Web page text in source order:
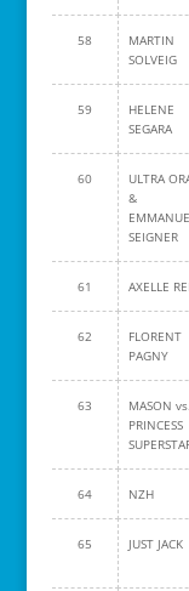
58
MARTIN
SOLVEIG
59
HELENE
SEGARA
60
ULTRA
&
SEIGNER
61 AXELLE
62
FLORENT
PAGNY
63
MASON vs.
PRINCESS
64 NZH
65 JUST JACK